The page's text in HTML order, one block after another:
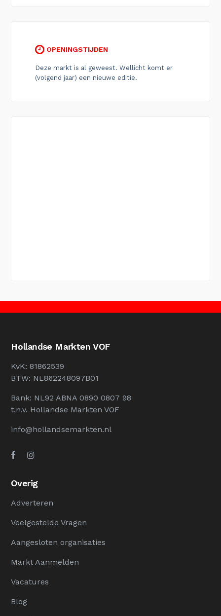
OPENINGSTIJDEN
Deze markt is al geweest. Wellicht komt er
(volgend jaar) een nieuwe editie.
Hollandse Markten VOF
KvK: 81862539
BTW: NL862248097B01
Bank: NL92 ABNA 0890 0807 98
t.n.v. Hollandse Markten VOF
info@hollandsemarkten.nl
Overig
Adverteren
Veelgestelde Vragen
Aangesloten organisaties
Markt Aanmelden
Vacatures
Blog